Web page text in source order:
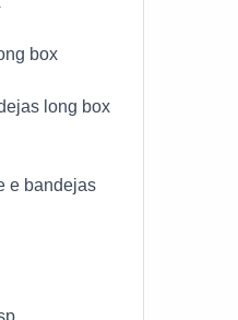
box
long box
e bandejas